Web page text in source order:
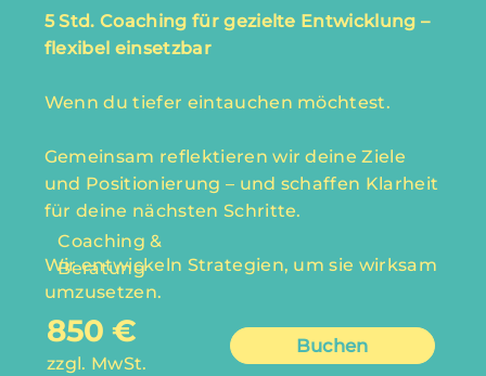
5 Std. Coaching für gezielte Entwicklung –
flexibel einsetzbar
Wenn du tiefer eintauchen möchtest.
Gemeinsam reflektieren wir deine Ziele
und Positionierung – und schaffen Klarheit
für deine nächsten Schritte.
Wir entwickeln Strategien, um sie wirksam
umzusetzen.
Coaching &
Beratung
850 €
zzgl. MwSt.
Buchen